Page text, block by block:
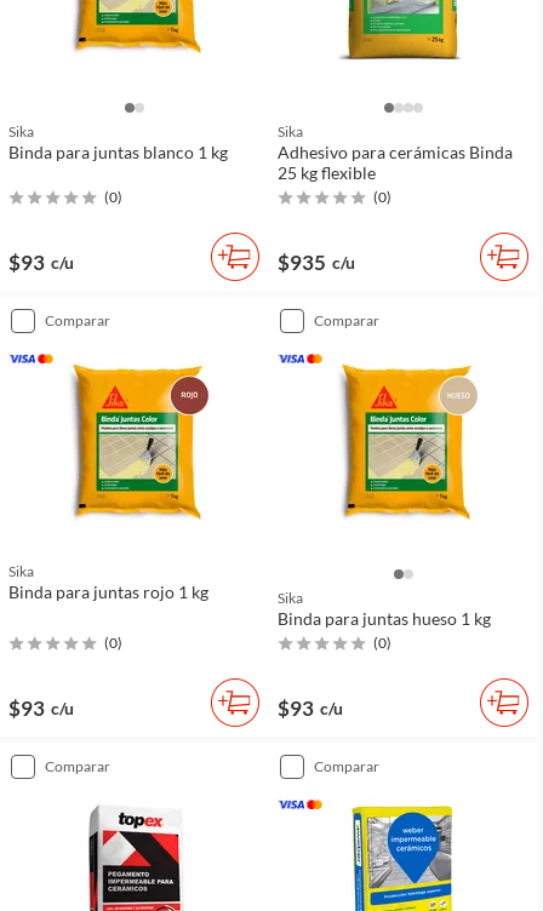
Sika
Binda para juntas blanco 1 kg
(0)
$93 c/u
Sika
Adhesivo para cerámicas Binda
25 kg flexible
(0)
$935 c/u
comparar
Sika
Binda para juntas rojo 1 kg
(0)
$93 c/u
comparar
Sika
Binda para juntas hueso 1 kg
(0)
$93 c/u
comparar comparar